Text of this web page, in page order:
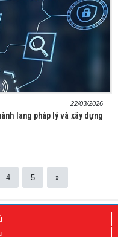
22/03/2026
lang pháp lý và xây dựng
4 5 »